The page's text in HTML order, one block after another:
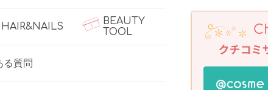
HAIR&NAILS
BEAUTY
TOOL
る質問